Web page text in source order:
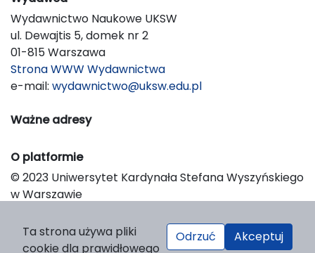
Wydawnictwo Naukowe UKSW
ul. Dewajtis 5, domek nr 2
01-815 Warszawa
Strona WWW Wydawnictwa
e-mail: wydawnictwo@uksw.edu.pl
Ważne adresy
O platformie
© 2023 Uniwersytet Kardynała Stefana Wyszyńskiego
w Warszawie
Platform & Workflow by OJS/PKP
Ta strona używa pliki
cookie dla prawidłowego
Odrzuć Akceptuj